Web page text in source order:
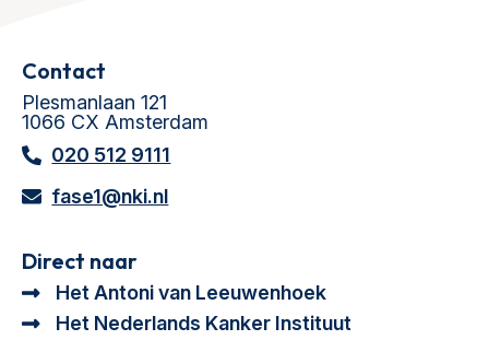
Contact
Plesmanlaan 121
1066 CX Amsterdam
020 512 9111
fase1@nki.nl
Direct naar
Het Antoni van Leeuwenhoek
Het Nederlands Kanker Instituut